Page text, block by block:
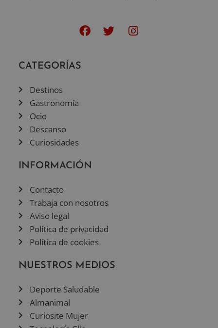
CATEGORÍAS
Destinos
Gastronomía
Ocio
Descanso
Curiosidades
INFORMACIÓN
Contacto
Trabaja con nosotros
Aviso legal
Política de privacidad
Política de cookies
NUESTROS MEDIOS
Deporte Saludable
Almanimal
Curiosite Mujer